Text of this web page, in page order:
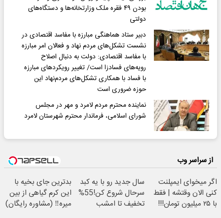
بودن ۴۹ فقره ملک وزارتخانه‌ها و دستگاه‌های
دولتی
دبیر ستاد هماهنگی مبارزه با مفاسد اقتصادی در
نشست تشکل‌های مردم نهاد و فعالان امر مبارزه
با مفاسد اقتصادی: دولت به دنبال اصلاح
رویه‌های فسادزا است/ تغییر رویکردهای مبارزه
با فساد با همکاری تشکل‌های مردم‌نهاد این
حوزه ضروری است
نماینده محترم مردم لامرد و مهر در مجلس
شورای اسلامی، فرماندار محترم شهرستان لامرد
از سراسر وب
اگر میخوای ایمپلنت
کنی الان وقتشه | فقط
با ۲۵ میلیون تومان!!!
سال جدید رو با یه کبد
سرحال شروع کن!55%
تخفیف تا امشب
بدترین جای بخیه با
این کرم گیاهی از بین
میره‼️ (مشاوره رایگان)